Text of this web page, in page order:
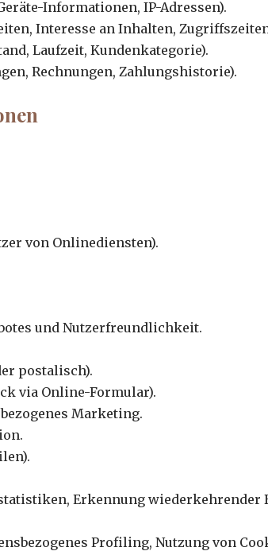
Informationen, IP-Adressen).
Interesse an Inhalten,
Laufzeit, Kundenkategorie).
Rechnungen, Zahlungshistorie).
von Onlinediensten).
und Nutzerfreundlichkeit.
postalisch).
via Online-Formular).
Marketing.
Erkennung wiederkehrender
Profiling, Nutzung von